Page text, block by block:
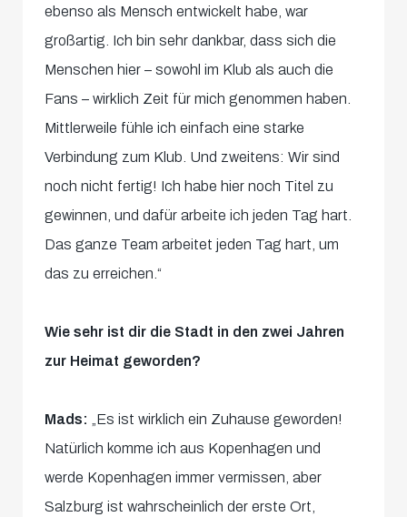
ebenso als Mensch entwickelt habe, war
großartig. Ich bin sehr dankbar, dass sich die
Menschen hier – sowohl im Klub als auch die
Fans – wirklich Zeit für mich genommen haben.
Mittlerweile fühle ich einfach eine starke
Verbindung zum Klub. Und zweitens: Wir sind
noch nicht fertig! Ich habe hier noch Titel zu
gewinnen, und dafür arbeite ich jeden Tag hart.
Das ganze Team arbeitet jeden Tag hart, um
das zu erreichen.“
Wie sehr ist dir die Stadt in den zwei Jahren
zur Heimat geworden?
Mads:
„Es ist wirklich ein Zuhause geworden!
Natürlich komme ich aus Kopenhagen und
werde Kopenhagen immer vermissen, aber
Salzburg ist wahrscheinlich der erste Ort,